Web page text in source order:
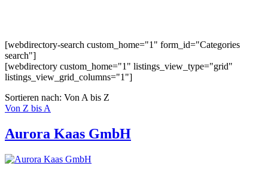
[webdirectory-search custom_home="1" form_id="Categories
search"]
[webdirectory custom_home="1" listings_view_type="grid"
listings_view_grid_columns="1"]
Sortieren nach: Von A bis Z
Von Z bis A
Aurora Kaas GmbH